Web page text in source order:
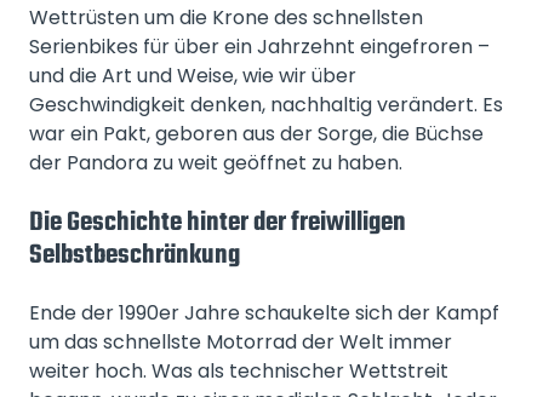
Wettrüsten um die Krone des schnellsten
Serienbikes für über ein Jahrzehnt eingefroren –
und die Art und Weise, wie wir über
Geschwindigkeit denken, nachhaltig verändert. Es
war ein Pakt, geboren aus der Sorge, die Büchse
der Pandora zu weit geöffnet zu haben.
Die Geschichte hinter der freiwilligen
Selbstbeschränkung
Ende der 1990er Jahre schaukelte sich der Kampf
um das schnellste Motorrad der Welt immer
weiter hoch. Was als technischer Wettstreit